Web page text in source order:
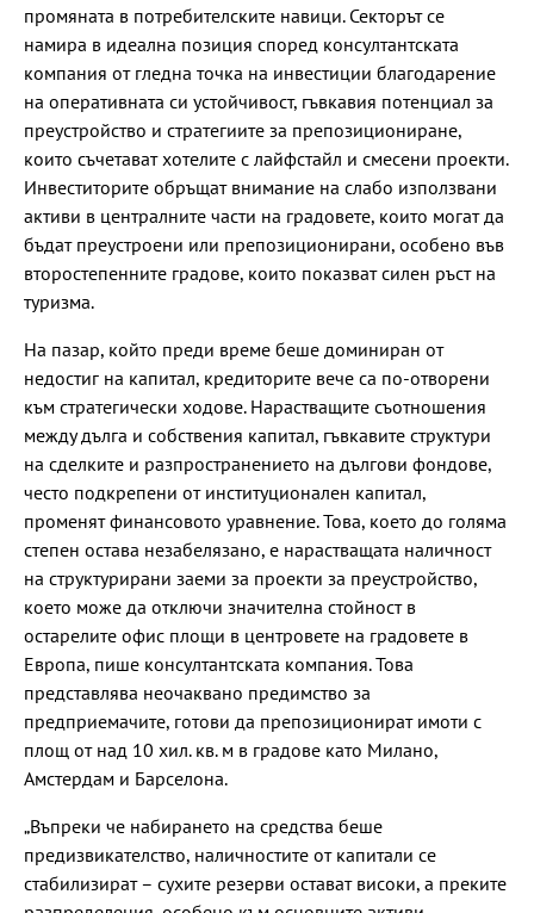
промяната в потребителските навици. Секторът се
намира в идеална позиция според консултантската
компания от гледна точка на инвестиции благодарение
на оперативната си устойчивост, гъвкавия потенциал за
преустройство и стратегиите за препозициониране,
които съчетават хотелите с лайфстайл и смесени проекти.
Инвеститорите обръщат внимание на слабо използвани
активи в централните части на градовете, които могат да
бъдат преустроени или препозиционирани, особено във
второстепенните градове, които показват силен ръст на
туризма.
На пазар, който преди време беше доминиран от
недостиг на капитал, кредиторите вече са по-отворени
към стратегически ходове. Нарастващите съотношения
между дълга и собствения капитал, гъвкавите структури
на сделките и разпространението на дългови фондове,
често подкрепени от институционален капитал,
променят финансовото уравнение. Това, което до голяма
степен остава незабелязано, е нарастващата наличност
на структурирани заеми за проекти за преустройство,
което може да отключи значителна стойност в
остарелите офис площи в центровете на градовете в
Европа, пише консултантската компания. Това
представлява неочаквано предимство за
предприемачите, готови да препозиционират имоти с
площ от над 10 хил. кв. м в градове като Милано,
Амстердам и Барселона.
„Въпреки че набирането на средства беше
предизвикателство, наличностите от капитали се
стабилизират – сухите резерви остават високи, а преките